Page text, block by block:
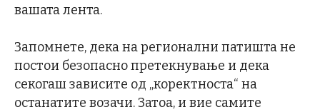
вашата лента.
Запомнете, дека на регионални патишта не
постои безопасно претекнување и дека
секогаш зависите од „коректноста“ на
останатите возачи. Затоа, и вие самите